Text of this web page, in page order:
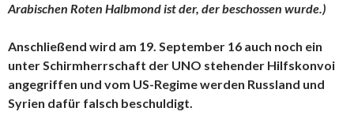
Arabischen Roten Halbmond ist der, der beschossen wurde.)
Anschließend wird am 19. September 16 auch noch ein
unter Schirmherrschaft der UNO stehender Hilfskonvoi
angegriffen und vom US-Regime werden Russland und
Syrien dafür falsch beschuldigt.